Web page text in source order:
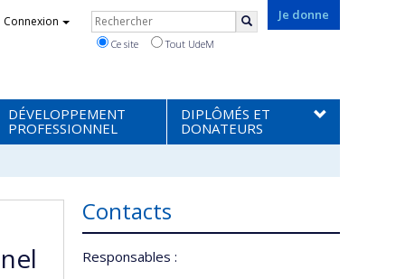
Je donne
Connexion Rechercher
Ce site Tout UdeM
DÉVELOPPEMENT
PROFESSIONNEL
DIPLÔMÉS ET
DONATEURS
Contacts
Responsables :